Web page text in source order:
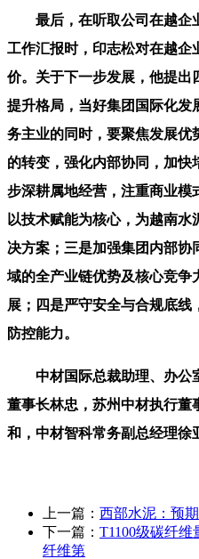
最后，在听取公司在越企
工作汇报时，印志松对在越企
价。关于下一步发展，他提出
提升格局，当好集团国际化发
务主业的同时，要聚焦发展优
的转变，强化内部协同，加
步深耕属地经营，注重商业模
以技术赋能为核心，为越南
决方案；三是加强集团内部
域的全产业链优势及核心竞争
展；四是严守安全与合规底
防控能力。
中材国际总裁助理、办公室
董事长林忠，苏州中材执行董
和，中材智科常务副总经理徐
上一篇： 西部水泥：预
下一篇： T1100级碳纤
纤维第